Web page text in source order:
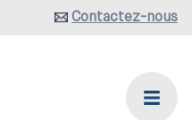
Contactez-nous